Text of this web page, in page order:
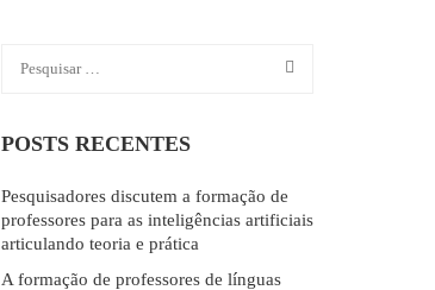
POSTS RECENTES
Pesquisadores discutem a formação de
professores para as inteligências artificiais
articulando teoria e prática
A formação de professores de línguas